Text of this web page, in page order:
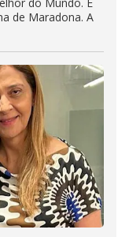
de Maradona. A